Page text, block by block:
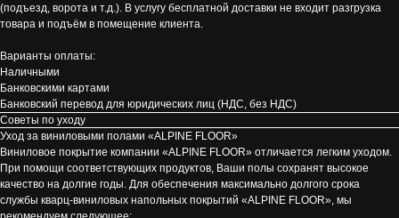
(подъезд, ворота и т.д.). В услугу бесплатной доставки не входит разгрузка
товара и подъём в помещение клиента.
Варианты оплаты:
Наличными
Банковскими картами
Банковский перевод для юридических лиц (НДС, без НДС)
Советы по уходу
Уход за виниловыми полами «ALPINE FLOOR»
Виниловое покрытие компании «ALPINE FLOOR» отличается легким уходом.
При помощи соответствующих продуктов, Ваши полы сохранят высокое
качество на долгие годы. Для обеспечения максимально долгого срока
службы кварц-виниловых напольных покрытий «ALPINE FLOOR», мы